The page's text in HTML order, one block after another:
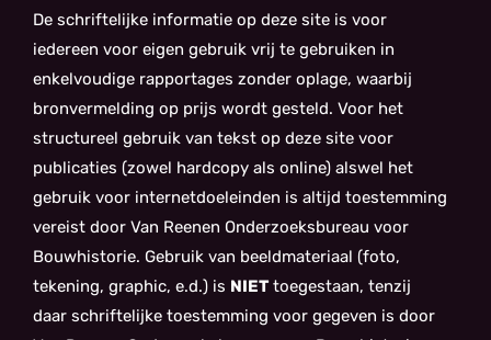
De schriftelijke informatie op deze site is voor
iedereen voor eigen gebruik vrij te gebruiken in
enkelvoudige rapportages zonder oplage, waarbij
bronvermelding op prijs wordt gesteld. Voor het
structureel gebruik van tekst op deze site voor
publicaties (zowel hardcopy als online) alswel het
gebruik voor internetdoeleinden is altijd toestemming
vereist door Van Reenen Onderzoeksbureau voor
Bouwhistorie. Gebruik van beeldmateriaal (foto,
tekening, graphic, e.d.) is NIETtoegestaan, tenzij
daar schriftelijke toestemming voor gegeven is door